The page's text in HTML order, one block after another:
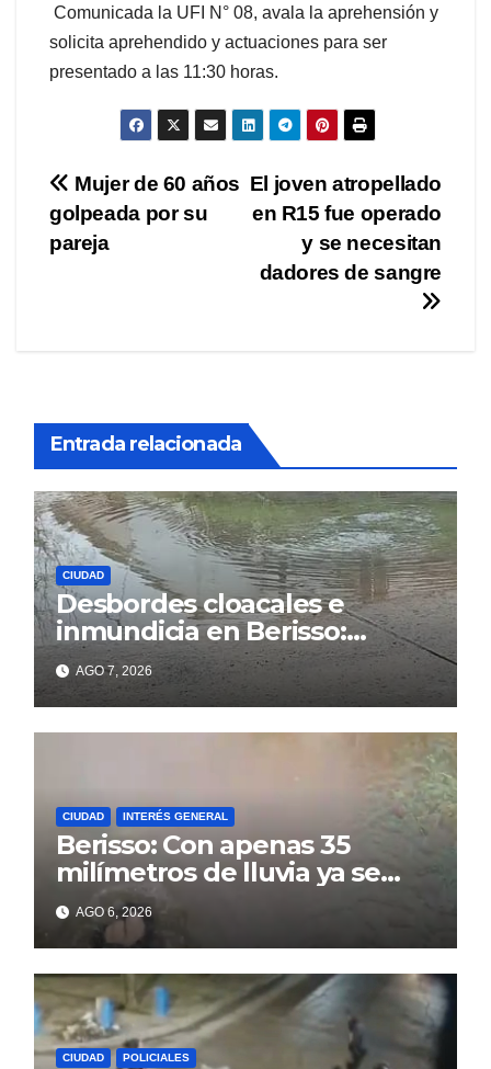
Comunicada la UFI N° 08, avala la aprehensión y
solicita aprehendido y actuaciones para ser
presentado a las 11:30 horas.
Navegación
de
El joven atropellado
en R15 fue operado
y se necesitan
dadores de sangre
Mujer de 60 años
golpeada por su
pareja
Entrada relacionada
CIUDAD
Desbordes cloacales e
inmundicia en Berisso:
colapso de la red en la calle
14AGO 7, 2026
CIUDAD INTERÉS GENERAL
Berisso: Con apenas 35
milímetros de lluvia ya se
sienten los problemas
AGO 6, 2026
CIUDAD POLICIALES